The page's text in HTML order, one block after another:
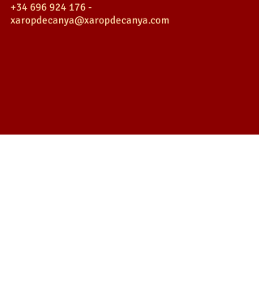
+34 696 924 176-
xaropdecanya@xaropdecanya.com